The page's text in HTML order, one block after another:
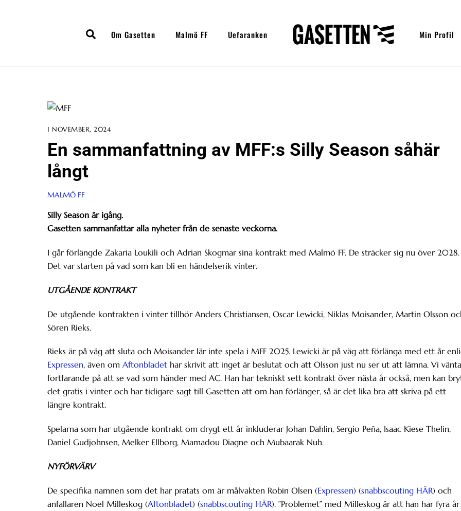
SearchOm Gasetten Malmö FF Uefaranken Min Profil
1 NOVEMBER, 2024
En sammanfattning av MFF:s Silly Season såhär
långt
MALMÖ FF
Silly Season är igång.
Gasetten sammanfattar alla nyheter från de senaste veckorna.
I går förlängde Zakaria Loukili och Adrian Skogmar sina kontrakt med Malmö FF. De sträcker sig nu över 2028.
Det var starten på vad som kan bli en händelserik vinter.
UTGÅENDE KONTRAKT
De utgående kontrakten i vinter tillhör Anders Christiansen, Oscar Lewicki, Niklas Moisander, Martin Olsson
Sören Rieks.
Rieks är på väg att sluta och Moisander lär inte spela i MFF 2025. Lewicki är på väg att förlänga med ett år
Expressen, även om Aftonbladet har skrivit att inget är beslutat och att Olsson just nu ser ut att lämna. Vi
fortfarande på att se vad som händer med AC. Han har tekniskt sett kontrakt över nästa år också, men kan
det gratis i vinter och har tidigare sagt till Gasetten att om han förlänger, så är det lika bra att skriva på ett
längre kontrakt.
Spelarna som har utgående kontrakt om drygt ett år inkluderar Johan Dahlin, Sergio Peña, Isaac Kiese Thelin,
Daniel Gudjohnsen, Melker Ellborg, Mamadou Diagne och Mubaarak Nuh.
NYFÖRVÄRV
De specifika namnen som det har pratats om är målvakten Robin Olsen (Expressen) (snabbscouting HÄR) och
anfallaren Noel Milleskog (Aftonbladet) (snabbscouting HÄR). ”Problemet” med Milleskog är att han har fyra år